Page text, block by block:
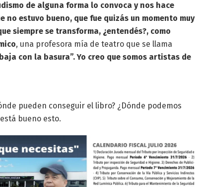
de alguna forma lo convoca y nos hace
no estuvo bueno, que fue quizás un momento muy
siempre se transforma, ¿entendés?, como
, una profesora mía de teatro que se llama
con la basura”. Yo creo que somos artistas de
pueden conseguir el libro? ¿Dónde podemos
bueno esto.